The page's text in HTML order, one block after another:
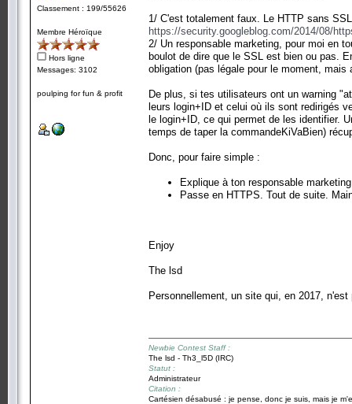
Classement : 199/55626
Membre Héroïque
Hors ligne
Messages: 3102
poulping for fun & profit
1/ C'est totalement faux. Le HTTP sans
https://security.googleblog.com/2014/08/
2/ Un responsable marketing, pour moi en
boulot de dire que le SSL est bien ou pas.
obligation (pas légale pour le moment, mais
De plus, si tes utilisateurs ont un warning
leurs login+ID et celui où ils sont redirigés
le login+ID, ce qui permet de les identifier.
temps de taper la commandeKiVaBien)
Donc, pour faire simple :
Explique à ton responsable
Passe en HTTPS. Tout de suite.
Enjoy
The lsd
Personnellement, un site qui, en 2017,
Newbie Contest Staff :
The lsd - Th3_l5D (IRC)
Statut :
Administrateur
Citation :
Cartésien désabusé : je pense, donc je suis, mais je